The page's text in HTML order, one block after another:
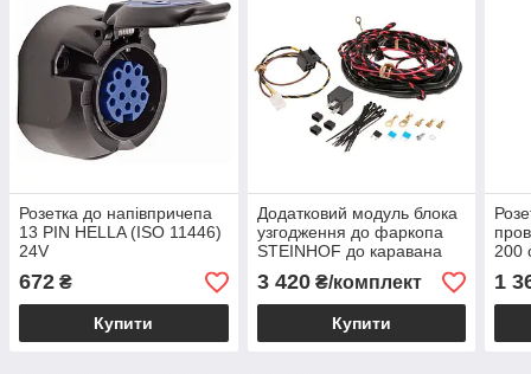
Розетка до напівпричепа
13 PIN HELLA (ISO 11446)
24V
672 ₴
Купити
Додатковий модуль блока
узгодження до фаркопа
STEINHOF до каравана
3 420₴/комплект
Купити
200
12V
1